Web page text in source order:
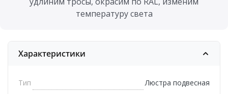
температуру света
Характеристики
Тип
Люстра подвесная